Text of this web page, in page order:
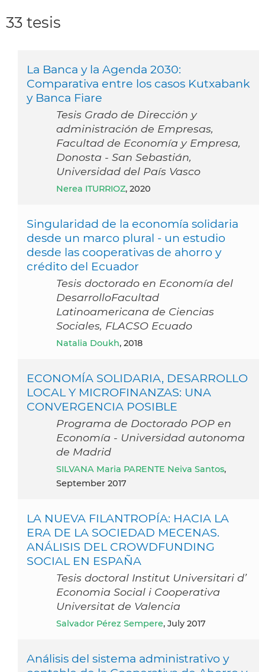
33 tesis
La Banca y la Agenda 2030:
Comparativa entre los casos Kutxabank
y Banca Fiare
Tesis Grado de Dirección y
administración de Empresas,
Facultad de Economía y Empresa,
Donosta - San Sebastián,
Universidad del País Vasco
Nerea ITURRIOZ, 2020
Singularidad de la economía solidaria
desde un marco plural - un estudio
desde las cooperativas de ahorro y
crédito del Ecuador
Tesis doctorado en Economía del
DesarrolloFacultad
Latinoamericana de Ciencias
Sociales, FLACSO Ecuado
Natalia Doukh, 2018
ECONOMÍA SOLIDARIA, DESARROLLO
LOCAL Y MICROFINANZAS: UNA
CONVERGENCIA POSIBLE
Programa de Doctorado POP en
Economía - Universidad autonoma
de Madrid
SILVANA Maria PARENTE Neiva Santos,
September 2017
LA NUEVA FILANTROPÍA: HACIA LA
ERA DE LA SOCIEDAD MECENAS.
ANÁLISIS DEL CROWDFUNDING
SOCIAL EN ESPAÑA
Tesis doctoral Institut Universitari d’
Economia Social i Cooperativa
Universitat de Valencia
Salvador Pérez Sempere, July 2017
Análisis del sistema administrativo y